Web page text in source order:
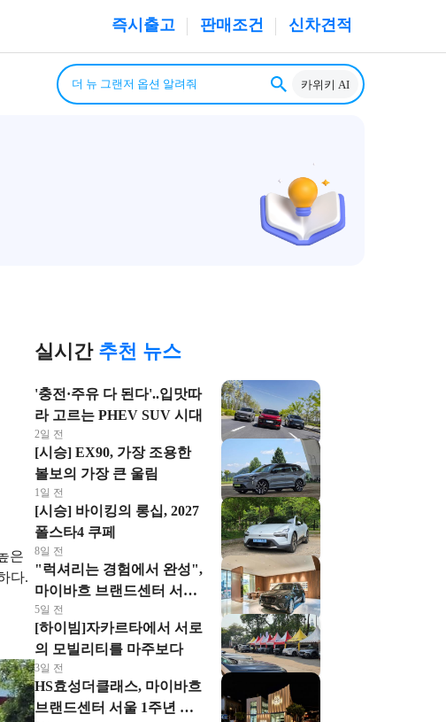
즉시출고 판매조건 신차견적
카위키 AI
은
다.
실시간 추천 뉴스
'충전·주유 다 된다'..입맛따
라 고르는 PHEV SUV 시대
2일 전
[시승] EX90, 가장 조용한
볼보의 가장 큰 울림
1일 전
[시승] 바이킹의 롱십, 2027
폴스타4 쿠페
8일 전
"럭셔리는 경험에서 완성",
마이바흐 브랜드센터 서울
'마스테리아 클럽' 눈길
5일 전
[하이빔]자카르타에서 서로
의 모빌리티를 마주보다
3일 전
HS효성더클래스, 마이바흐
브랜드센터 서울 1주년 맞